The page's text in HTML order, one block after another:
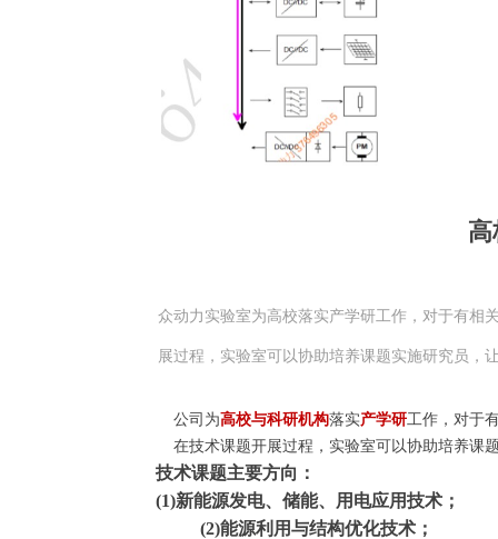
众动力实验室为高校落实产学研工作，对于有相
展过程，实验室可以协助培养课题实施研究员，
公司为高校与科研机构落实产学研工作，对于
在技术课题开展过程，实验室可以协助培养课
技术课题主要方向：
(1)新能源发电、储能、用电应用技术；
(2)能源利用与结构优化技术；